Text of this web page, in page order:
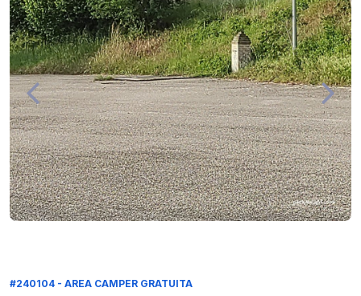
#240104 - AREA CAMPER GRATUITA